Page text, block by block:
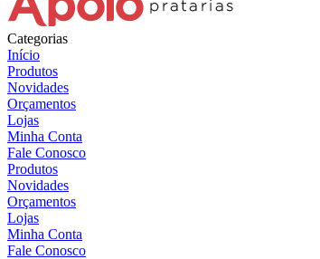
Categorias
Início
Produtos
Novidades
Orçamentos
Lojas
Minha Conta
Fale Conosco
Produtos
Novidades
Orçamentos
Lojas
Minha Conta
Fale Conosco